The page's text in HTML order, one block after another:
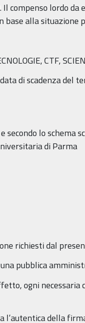
compenso lordo da
base alla
CTF,
di scadenza del
lo schema
di Parma
richiesti dal
pubblica
ogni necessaria
l’autentica della